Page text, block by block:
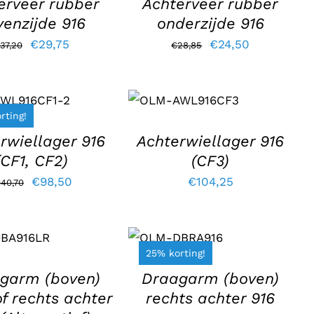
rubber
916
37,20
Oorspronkelijke
€37,20.
€29,75Huidige
€29,75.
Achterveer rubber
onderzijde 916
€28,85
Oorspronkelijke
€28,85.
€24,50
/
916
CF2)
Oorspronkelijke
€140,70.
€98,50Huidige
WINKELWAGEN
Achterwiellager 916
(CF3)
€104,25
(boven)
rechts achter
25% korting!
AAN
WINKELWAGEN
/
DETAILS
Draagarm (boven)
rechts achter 916